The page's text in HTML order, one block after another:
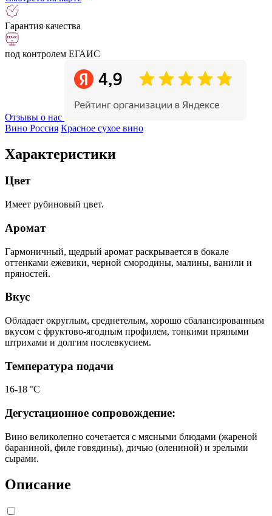
Гарантия качества
под контролем ЕГАИС
Отзывы о нас
Вино Россия Красное сухое вино
Характеристики
Цвет
Имеет рубиновый цвет.
Аромат
Гармоничный, щедрый аромат раскрывается в бокале
оттенками ежевики, черной смородины, малины, ванили и
пряностей.
Вкус
Обладает округлым, среднетелым, хорошо сбалансированным
вкусом с фруктово-ягодным профилем, тонкими пряными
штрихами и долгим послевкусием.
Температура подачи
16-18 °С
Дегустационное сопровождение:
Вино великолепно сочетается с мясными блюдами (жареной
бараниной, филе говядины), дичью (олениной) и зрелыми
сырами.
Описание